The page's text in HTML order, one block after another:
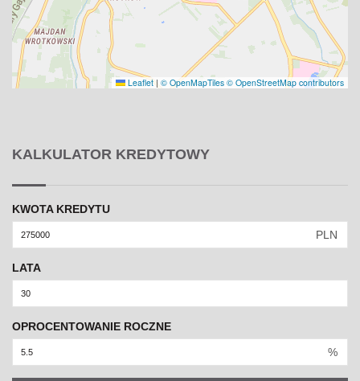
Leaflet | © OpenMapTiles © OpenStreetMap contributors
KALKULATOR KREDYTOWY
KWOTA KREDYTU
PLN
LATA
OPROCENTOWANIE ROCZNE
%